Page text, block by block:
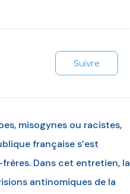
Suivre
misogynes ou racistes,
française s’est
Dans cet entretien, la
antinomiques de la